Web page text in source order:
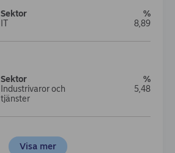
IT 8,89
Industrivaror och
tjänster
5,48
Visa mer